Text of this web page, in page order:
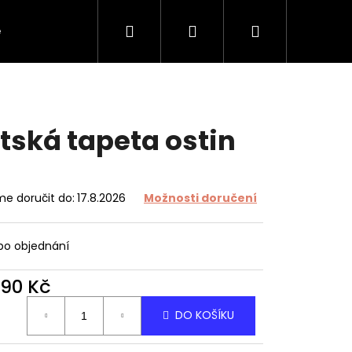
Kontakt
Hledat PřihlášeníNákupní
tapeta ostin
doručit do: 17.8.2026 Možnosti doručení
objednání
Kč
DO KOŠÍKU